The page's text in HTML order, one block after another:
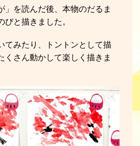
」を読んだ後、本物のだるま
と描きました。
てみたり、トントンとして描
くさん動かして楽しく描きま